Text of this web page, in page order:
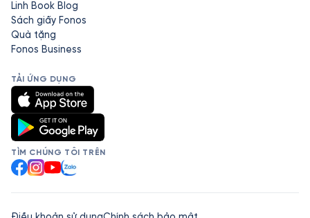
Linh Book Blog
Sách giấy Fonos
Quà tặng
Fonos Business
TẢI ỨNG DỤNG
TÌM CHÚNG TÔI TRÊN
Facebook
Instagram
YouTube
Zalo